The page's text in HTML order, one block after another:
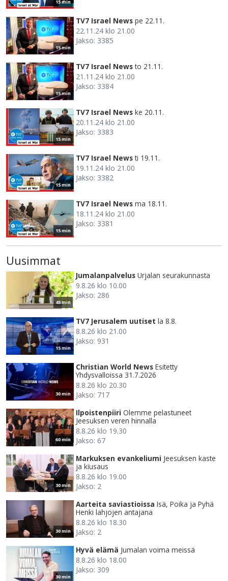
15 min
15 min
TV7 Israel News pe 22.11.
22.11.24 klo 21.00
Jakso: 3385
15 min
TV7 Israel News to 21.11.
21.11.24 klo 21.00
Jakso: 3384
15 min
TV7 Israel News ke 20.11.
20.11.24 klo 21.00
Jakso: 3383
15 min
TV7 Israel News ti 19.11.
19.11.24 klo 21.00
Jakso: 3382
15 min
TV7 Israel News ma 18.11.
18.11.24 klo 21.00
Jakso: 3381
Uusimmat
45 min
Jumalanpalvelus Urjalan seurakunnasta
9.8.26 klo 10.00
Jakso: 286
15 min
TV7 Jerusalem uutiset la 8.8.
8.8.26 klo 21.00
Jakso: 931
30 min
Christian World News Esitetty
Yhdysvalloissa 31.7.2026
8.8.26 klo 20.30
Jakso: 717
60 min
Ilpoistenpiiri Olemme pelastuneet
Jeesuksen veren hinnalla
8.8.26 klo 19.30
Jakso: 67
30 min
Markuksen evankeliumi Jeesuksen kaste
ja kiusaus
8.8.26 klo 19.00
Jakso: 2
30 min
Aarteita saviastioissa Isä, Poika ja Pyhä
Henki lahjojen antajana
8.8.26 klo 18.30
Jakso: 2
30 min
Hyvä elämä Jumalan voima meissä
8.8.26 klo 18.00
Jakso: 309